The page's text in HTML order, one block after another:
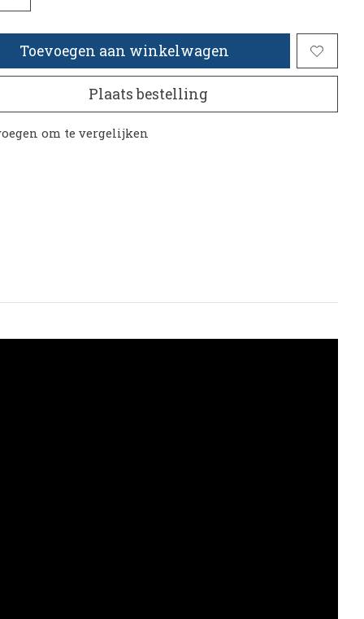
Toevoegen aan winkelwagen
Plaats bestelling
om te vergelijken